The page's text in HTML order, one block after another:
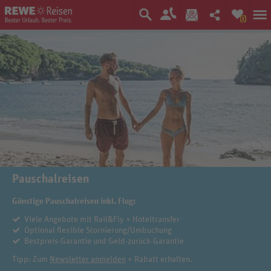
0
Pauschalreisen
Günstige Pauschalreisen inkl. Flug:
Viele Angebote mit Rail&Fly + Hoteltransfer
Optional flexible Stornierung/Umbuchung
Bestpreis-Garantie und Geld-zurück-Garantie
Tipp: Zum Newsletter anmelden + Rabatt erhalten.